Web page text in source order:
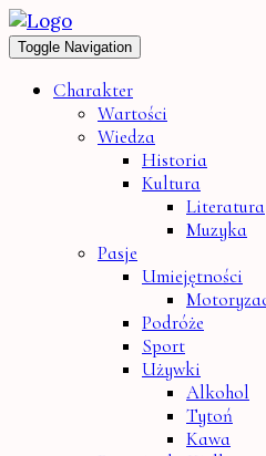
Toggle Navigation
Charakter
Wartości
Wiedza
Historia
Kultura
Literatura
Muzyka
Pasje
Umiejętności
Podróże
Sport
Używki
Alkohol
Tytoń
Kawa